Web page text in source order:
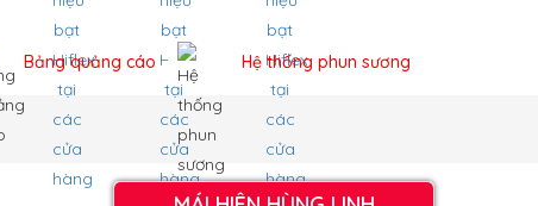
Bảng quảng cáo Hệ thống phun sương